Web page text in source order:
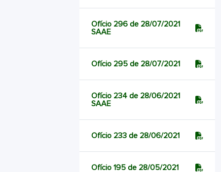
Ofício 296 de 28/07/2021
SAAE
Ofício 295 de 28/07/2021
Ofício 234 de 28/06/2021
SAAE
Ofício 233 de 28/06/2021
Ofício 195 de 28/05/2021